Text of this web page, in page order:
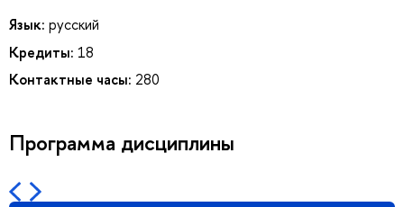
Язык: русский
Кредиты: 18
Контактные часы: 280
Программа дисциплины